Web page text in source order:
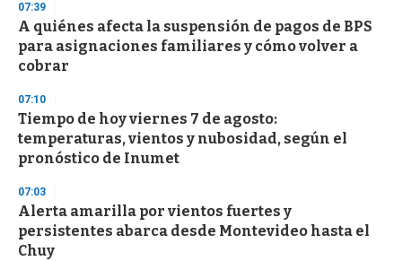
d
s
o
f
3
s
e
c
o
n
d
07:39
A quiénes afecta la suspensión de pagos de BPS
para asignaciones familiares y cómo volver a
cobrar
07:10
Tiempo de hoy viernes 7 de agosto:
temperaturas, vientos y nubosidad, según el
pronóstico de Inumet
07:03
Alerta amarilla por vientos fuertes y
persistentes abarca desde Montevideo hasta el
Chuy